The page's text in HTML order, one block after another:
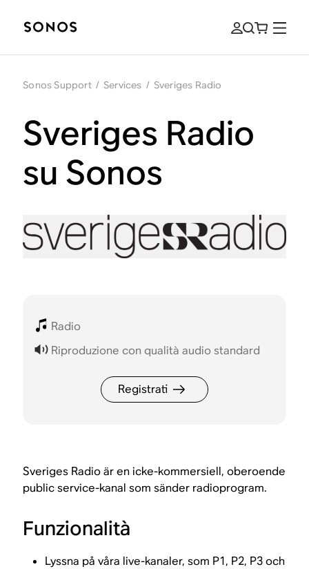
Sonos Support / Services / Sveriges Radio
Sveriges Radio
su Sonos
Radio
Riproduzione con qualità audio standard
Registrati
Sveriges Radio är en icke-kommersiell, oberoende
public service-kanal som sänder radioprogram.
Funzionalità
Lyssna på våra live-kanaler, som P1, P2, P3 och